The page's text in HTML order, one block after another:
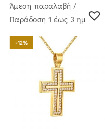
Άμεση παραλαβή /
Παράδoση 1 έως 3 ημέρες
-12%